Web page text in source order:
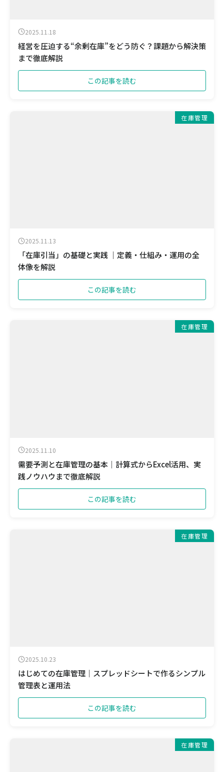
2025.11.18
経営を圧迫する“余剰在庫”をどう防ぐ？課題から解決策
まで徹底解説
この記事を読む
在庫管理
2025.11.13
「在庫引当」の基礎と実践 ｜定義・仕組み・運用の全
体像を解説
この記事を読む
在庫管理
2025.11.10
需要予測と在庫管理の基本｜計算式からExcel活用、実
践ノウハウまで徹底解説
この記事を読む
在庫管理
2025.10.23
はじめての在庫管理｜スプレッドシートで作るシンプル
管理表と運用法
この記事を読む
在庫管理